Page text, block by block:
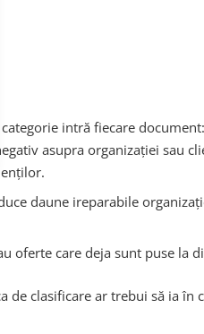
intră fiecare document:
asupra organizației sau
daune ireparabile
oferte care deja sunt puse la
de clasificare ar trebui să ia în